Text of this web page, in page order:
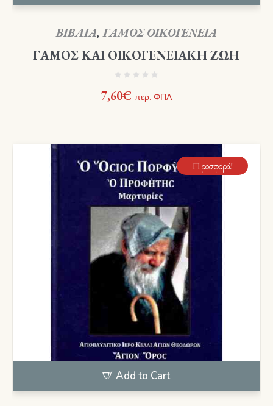
ΒΙΒΛΙΑ,ΓΑΜΟΣ ΟΙΚΟΓΕΝΕΙΑ
ΓΑΜΟΣ ΚΑΙ ΟΙΚΟΓΕΝΕΙΑΚΗ ΖΩΗ
7,60€ περ. ΦΠΑ
Add to Cart
Προσφορά!